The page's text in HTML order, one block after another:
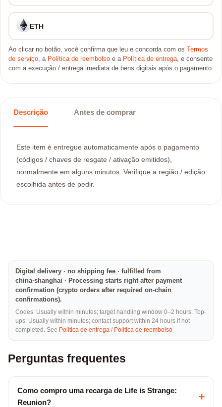
ETH
Ao clicar no botão, você confirma que leu e concorda com os
Termos
de serviço, a Política de reembolso e a Política de entrega, e consente
com a execução / entrega imediata de bens digitais após o pagamento.
Descrição Antes de comprar
Este item é entregue automaticamente após o pagamento
(códigos / chaves de resgate / ativação emitidos),
normalmente em alguns minutos. Verifique a região / edição
escolhida antes de pedir.
Digital delivery · no shipping fee · fulfilled from
china·shanghai · Processing starts right after payment
confirmation (crypto orders after required on-chain
confirmations).
Codes: Usually within minutes; target handling window 0–2 hours. Top-
ups: Usually within minutes; contact support within 24 hours if not
completed. See Política de entrega / Política de reembolso
Perguntas frequentes
Como compro uma recarga de Life is Strange:
Reunion?
+